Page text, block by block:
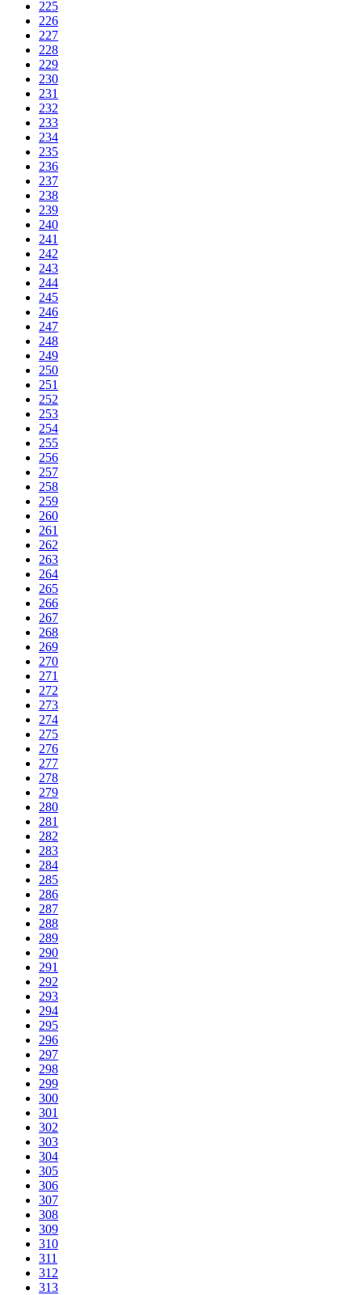
225
226
227
228
229
230
231
232
233
234
235
236
237
238
239
240
241
242
243
244
245
246
247
248
249
250
251
252
253
254
255
256
257
258
259
260
261
262
263
264
265
266
267
268
269
270
271
272
273
274
275
276
277
278
279
280
281
282
283
284
285
286
287
288
289
290
291
292
293
294
295
296
297
298
299
300
301
302
303
304
305
306
307
308
309
310
311
312
313